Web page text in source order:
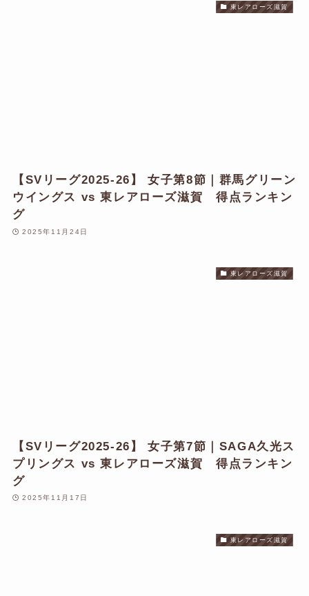
東レアローズ滋賀
【SVリーグ2025-26】 女子第8節｜群馬グリーン
ウイングス vs 東レアローズ滋賀 得点ランキン
グ
2025年11月24日
東レアローズ滋賀
【SVリーグ2025-26】 女子第7節｜SAGA久光ス
プリングス vs 東レアローズ滋賀 得点ランキン
グ
2025年11月17日
東レアローズ滋賀